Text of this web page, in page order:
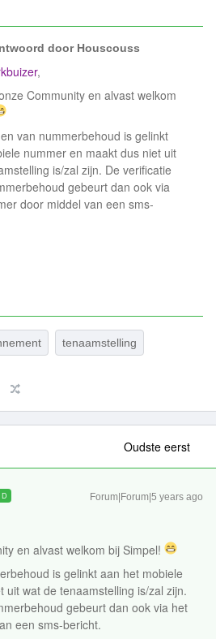
doorHouscouss
,
Community en alvast welkom
van nummerbehoud is gelinkt
nummer en maakt dus niet uit
is/zal zijn. De verificatie
gebeurt dan ook via
door middel van een sms-
tenaamstelling
Oudste eerst
Forum|Forum|5 years ago
en alvast welkom bij Simpel!
is gelinkt aan het mobiele
uit wat de tenaamstelling is/zal zijn.
gebeurt dan ook via het
een sms-bericht.